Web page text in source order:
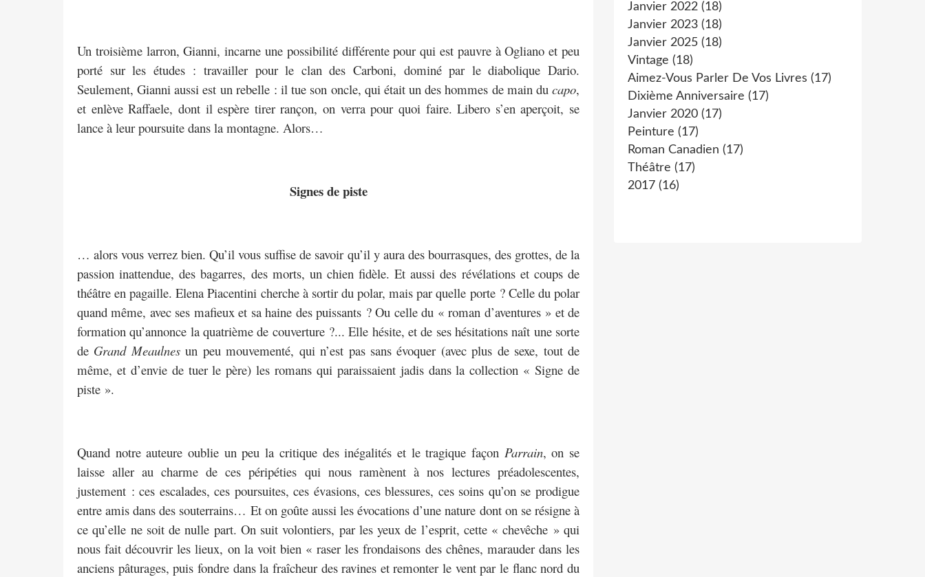
Un troisième larron, Gianni, incarne une possibilité différente pour qui est pauvre à Ogliano et peu
porté sur les études : travailler pour le clan des Carboni, dominé par le diabolique Dario.
Seulement, Gianni aussi est un rebelle : il tue son oncle, qui était un des hommes de main du capo,
et enlève Raffaele, dont il espère tirer rançon, on verra pour quoi faire. Libero s’en aperçoit, se
lance à leur poursuite dans la montagne. Alors…
Signes de piste
… alors vous verrez bien. Qu’il vous suffise de savoir qu’il y aura des bourrasques, des grottes, de la
passion inattendue, des bagarres, des morts, un chien fidèle. Et aussi des révélations et coups de
théâtre en pagaille. Elena Piacentini cherche à sortir du polar, mais par quelle porte ? Celle du polar
quand même, avec ses mafieux et sa haine des puissants ? Ou celle du « roman d’aventures » et de
formation qu’annonce la quatrième de couverture ?... Elle hésite, et de ses hésitations naît une sorte
de Grand Meaulnesun peu mouvementé, qui n’est pas sans évoquer (avec plus de sexe, tout de
même, et d’envie de tuer le père) les romans qui paraissaient jadis dans la collection « Signe de
piste ».
Quand notre auteure oublie un peu la critique des inégalités et le tragique façon Parrain, on se
laisse aller au charme de ces péripéties qui nous ramènent à nos lectures préadolescentes,
justement : ces escalades, ces poursuites, ces évasions, ces blessures, ces soins qu’on se prodigue
entre amis dans des souterrains… Et on goûte aussi les évocations d’une nature dont on se résigne à
ce qu’elle ne soit de nulle part. On suit volontiers, par les yeux de l’esprit, cette « chevêche » qui
nous fait découvrir les lieux, on la voit bien « raser les frondaisons des chênes, marauder dans les
anciens pâturages, puis fondre dans la fraîcheur des ravines et remonter le vent par le flanc nord du
Janvier 2022 (18)
Janvier 2023 (18)
Janvier 2025 (18)
Vintage (18)
Aimez-Vous Parler De Vos Livres (17)
Dixième Anniversaire (17)
Janvier 2020 (17)
Peinture (17)
Roman Canadien (17)
Théâtre (17)
2017 (16)